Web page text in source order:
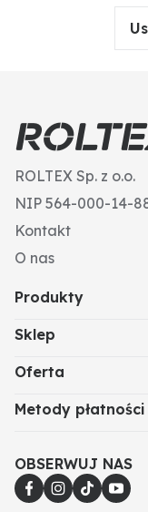
ROLTEX Sp. z o.o.
NIP 564-000-14-
Kontakt
O nas
Produkty
Sklep
Oferta
Metody płatności
OBSERWUJ NAS